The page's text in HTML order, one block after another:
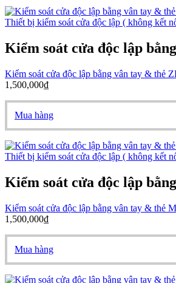
Thiết bị kiểm soát cửa độc lập ( không kết
Kiểm soát cửa độc lập
Kiểm soát cửa độc lập bằng vân tay & thẻ
1,500,000₫
Mua hàng
Thiết bị kiểm soát cửa độc lập ( không kết
Kiểm soát cửa độc lập
Kiểm soát cửa độc lập bằng vân tay & thẻ
1,500,000₫
Mua hàng